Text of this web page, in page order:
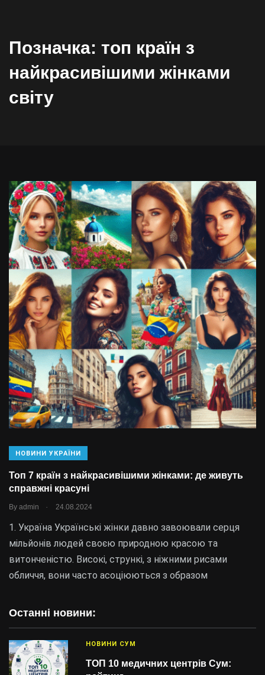
Позначка: топ країн з
найкрасивішими жінками
світу
НОВИНИ УКРАЇНИ
Топ 7 країн з найкрасивішими жінками: де живуть
справжні красуні
By admin . 24.08.2024
1. Україна Українські жінки давно завоювали серця
мільйонів людей своєю природною красою та
витонченістю. Високі, стрункі, з ніжними рисами
обличчя, вони часто асоціюються з образом
Останні новини:
НОВИНИ СУМ
ТОП 10 медичних центрів Сум: